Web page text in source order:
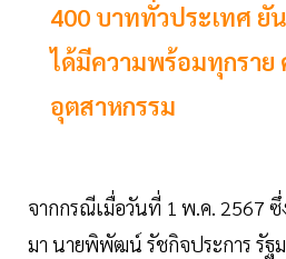
400 บาททั่วประเทศ ยั
ได้มีความพร้อมทุกราย
อุตสาหกรรม
จากกรณีเมื่อวันที่ 1 พ.ค. 2567 ซึ่
มา นายพิพัฒน์ รัชกิจประการ รัฐม